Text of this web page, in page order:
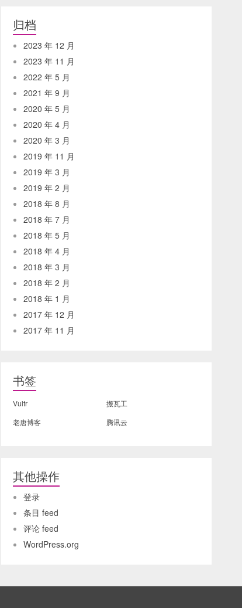
归档
2023 年 12 月
2023 年 11 月
2022 年 5 月
2021 年 9 月
2020 年 5 月
2020 年 4 月
2020 年 3 月
2019 年 11 月
2019 年 3 月
2019 年 2 月
2018 年 8 月
2018 年 7 月
2018 年 5 月
2018 年 4 月
2018 年 3 月
2018 年 2 月
2018 年 1 月
2017 年 12 月
2017 年 11 月
书签
Vultr
搬瓦工
老唐博客
腾讯云
其他操作
登录
条目 feed
评论 feed
WordPress.org